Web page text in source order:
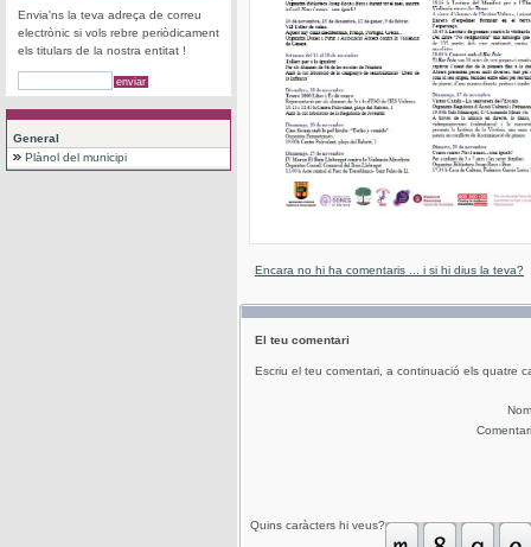
Envia'ns la teva adreça de correu
electrònic si vols rebre periòdicament
els titulars de la nostra entitat !
General
Plànol del municipi
Encara no hi ha comentaris ... i si hi dius la teva?
El teu comentari
Escriu el teu comentari, a continuació els quatre
Nom
Comentari
Quins caràcters hi veus?